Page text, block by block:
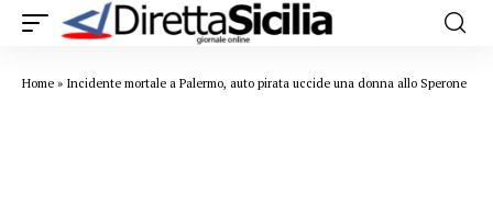
Home » Incidente mortale a Palermo, auto pirata uccide una donna allo Sperone